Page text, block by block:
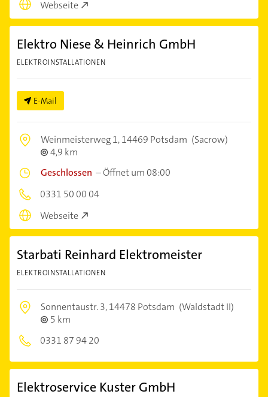
Webseite
Elektro Niese & Heinrich GmbH
ELEKTROINSTALLATIONEN
E-Mail
Weinmeisterweg 1,14469 Potsdam (Sacrow)
4,9 km
Geschlossen –Öffnet um 08:00
0331 50 00 04
Webseite
Starbati Reinhard Elektromeister
ELEKTROINSTALLATIONEN
Sonnentaustr. 3,14478 Potsdam (Waldstadt II)
5 km
0331 87 94 20
Elektroservice Kuster GmbH